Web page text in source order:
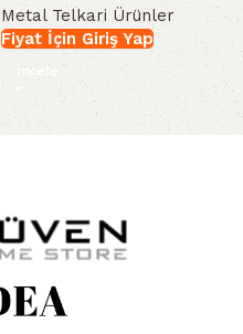
Metal Telkari Ürünler
Fiyat İçin Giriş Yap
İncele